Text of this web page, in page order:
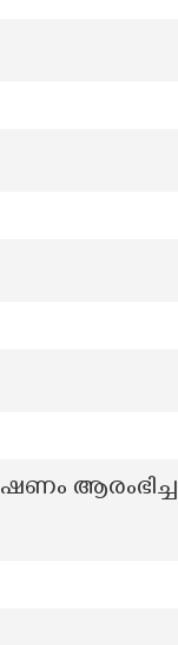
ആരംഭിച്ച